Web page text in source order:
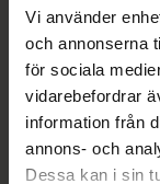
Vi använder
och annonserna
för sociala
vidarebefordrar
information från
annons- och
Dessa kan i sin
Beskrivning
Läs